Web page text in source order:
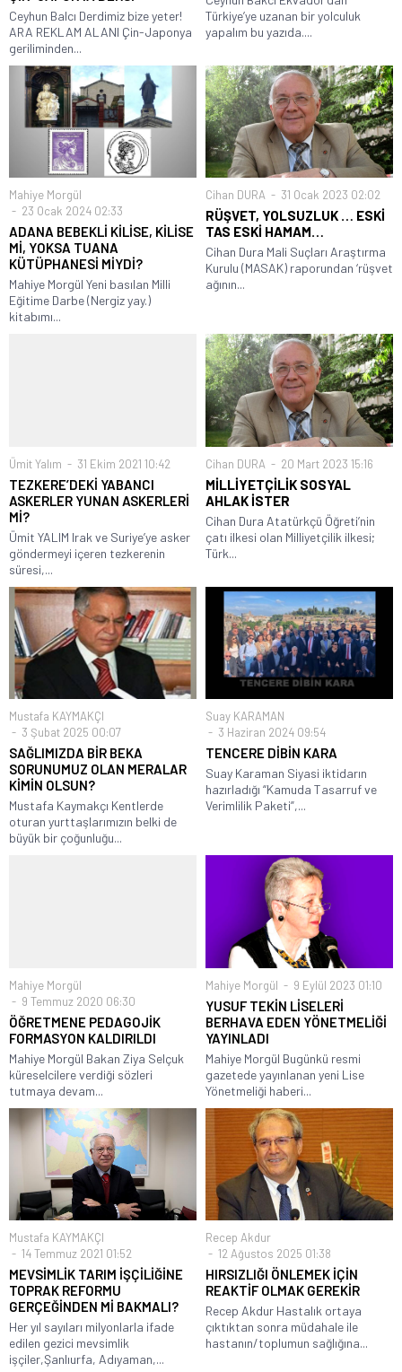
Ceyhun Balcı Derdimiz bize yeter!
ARA REKLAM ALANI Çin-Japonya
geriliminden...
Türkiye’ye uzanan bir yolculuk
yapalım bu yazıda....
Mahiye Morgül
23 Ocak 2024 02:33
ADANA BEBEKLİ KİLİSE, KİLİSE
Mİ, YOKSA TUANA
KÜTÜPHANESİ MİYDİ?
Mahiye Morgül Yeni basılan Milli
Eğitime Darbe (Nergiz yay.)
kitabımı...
Cihan DURA 31 Ocak 2023 02:02
RÜŞVET, YOLSUZLUK … ESKİ
TAS ESKİ HAMAM…
Cihan Dura Mali Suçları Araştırma
Kurulu (MASAK) raporundan ‘rüşvet
ağının...
Ümit Yalım 31 Ekim 2021 10:42
TEZKERE’DEKİ YABANCI
ASKERLER YUNAN ASKERLERİ
Mİ?
Ümit YALIM Irak ve Suriye’ye asker
göndermeyi içeren tezkerenin
süresi,...
Cihan DURA 20 Mart 2023 15:16
MİLLİYETÇİLİK SOSYAL
AHLAK İSTER
Cihan Dura Atatürkçü Öğreti’nin
çatı ilkesi olan Milliyetçilik ilkesi;
Türk...
Mustafa KAYMAKÇI
3 Şubat 2025 00:07
SAĞLIMIZDA BİR BEKA
SORUNUMUZ OLAN MERALAR
KİMİN OLSUN?
Mustafa Kaymakçı Kentlerde
oturan yurttaşlarımızın belki de
büyük bir çoğunluğu...
Suay KARAMAN
3 Haziran 2024 09:54
TENCERE DİBİN KARA
Suay Karaman Siyasi iktidarın
hazırladığı “Kamuda Tasarruf ve
Verimlilik Paketi”,...
Mahiye Morgül
9 Temmuz 2020 06:30
ÖĞRETMENE PEDAGOJİK
FORMASYON KALDIRILDI
Mahiye Morgül Bakan Ziya Selçuk
küreselcilere verdiği sözleri
tutmaya devam...
Mahiye Morgül 9 Eylül 2023 01:10
YUSUF TEKİN LİSELERİ
BERHAVA EDEN YÖNETMELİĞİ
YAYINLADI
Mahiye Morgül Bugünkü resmi
gazetede yayınlanan yeni Lise
Yönetmeliği haberi...
Mustafa KAYMAKÇI
14 Temmuz 2021 01:52
MEVSİMLİK TARIM İŞÇİLİĞİNE
TOPRAK REFORMU
GERÇEĞİNDEN Mİ BAKMALI?
Her yıl sayıları milyonlarla ifade
edilen gezici mevsimlik
işçiler,Şanlıurfa, Adıyaman,...
Recep Akdur
12 Ağustos 2025 01:38
HIRSIZLIĞI ÖNLEMEK İÇİN
REAKTİF OLMAK GEREKİR
Recep Akdur Hastalık ortaya
çıktıktan sonra müdahale ile
hastanın/toplumun sağlığına...